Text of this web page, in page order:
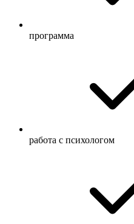
программа
работа с психологом